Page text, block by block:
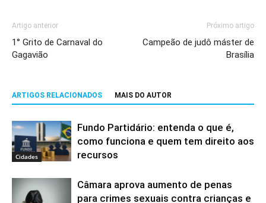
Artigo anterior
1° Grito de Carnaval do
Gagavião
Próximo artigo
Campeão de judô máster de
Brasília
ARTIGOS RELACIONADOS MAIS DO AUTOR
Cidades
Fundo Partidário: entenda o que é,
como funciona e quem tem direito aos
recursos
Câmara aprova aumento de penas
para crimes sexuais contra crianças e